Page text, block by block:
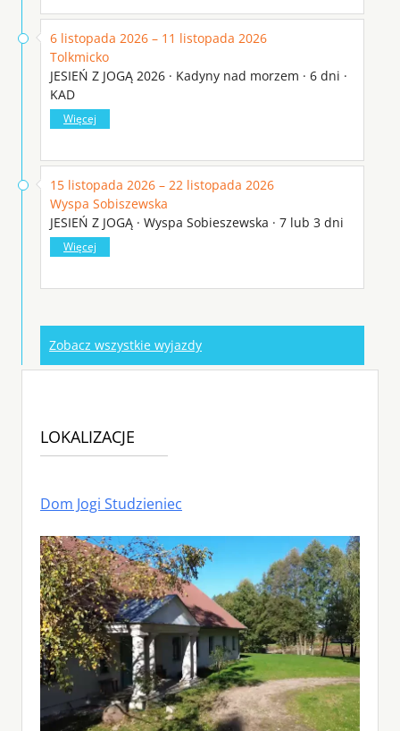
6 listopada 2026 – 11 listopada 2026
Tolkmicko
JESIEŃ Z JOGĄ 2026 · Kadyny nad morzem · 6 dni ·
KAD
Więcej
15 listopada 2026 – 22 listopada 2026
Wyspa Sobiszewska
JESIEŃ Z JOGĄ · Wyspa Sobieszewska · 7 lub 3 dni
Więcej
Zobacz wszystkie wyjazdy
LOKALIZACJE
Dom Jogi Studzieniec